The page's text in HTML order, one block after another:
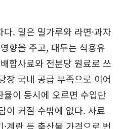
. 밀은 밀가루와 라면·과자
향을 주고, 대두는 식용유
합사료와 전분당 원료로 쓰
장 국내 공급 부족으로 이어
이 동시에 오르면 수입단
이 커질 수밖에 없다. 사료
계란 등 축산물 가격으로 번